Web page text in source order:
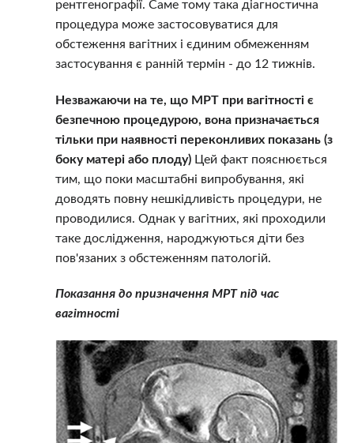
рентгенографії. Саме тому така діагностична
процедура може застосовуватися для
обстеження вагітних і єдиним обмеженням
застосування є ранній термін - до 12 тижнів.
Незважаючи на те, що МРТ при вагітності є
безпечною процедурою, вона призначається
тільки при наявності переконливих показань (з
боку матері або плоду) Цей факт пояснюється
тим, що поки масштабні випробування, які
доводять повну нешкідливість процедури, не
проводилися. Однак у вагітних, які проходили
таке дослідження, народжуються діти без
пов'язаних з обстеженням патологій.
Показання до призначення МРТ під час
вагітності